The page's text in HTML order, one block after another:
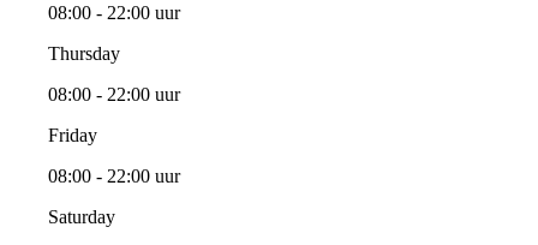
08:00 - 22:00 uur
Thursday
08:00 - 22:00 uur
Friday
08:00 - 22:00 uur
Saturday